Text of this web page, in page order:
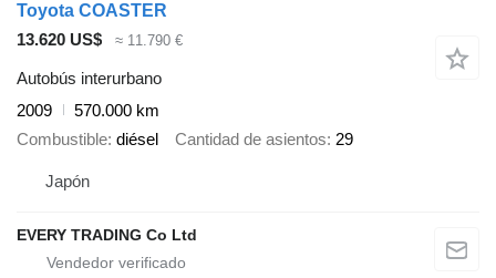
Toyota COASTER
13.620 US$
≈ 11.790 €
Autobús interurbano
2009
570.000 km
Combustible diésel Cantidad de asientos 29
Japón
EVERY TRADING Co Ltd